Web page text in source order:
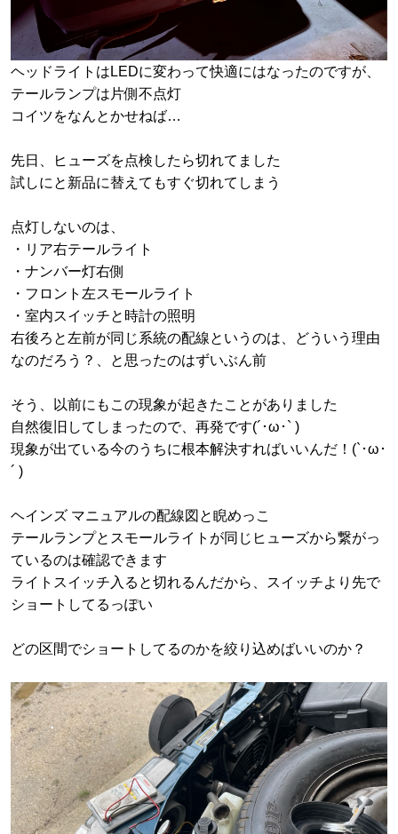
ヘッドライトはLEDに変わって快適にはなったのですが、
テールランプは片側不点灯
コイツをなんとかせねば…
先日、ヒューズを点検したら切れてました
試しにと新品に替えてもすぐ切れてしまう
点灯しないのは、
・リア右テールライト
・ナンバー灯右側
・フロント左スモールライト
・室内スイッチと時計の照明
右後ろと左前が同じ系統の配線というのは、どういう理由
なのだろう？、と思ったのはずいぶん前
そう、以前にもこの現象が起きたことがありました
自然復旧してしまったので、再発です(´･ω･` )
現象が出ている今のうちに根本解決すればいいんだ！(`･ω･
´ )
ヘインズ マニュアルの配線図と睨めっこ
テールランプとスモールライトが同じヒューズから繋がっ
ているのは確認できます
ライトスイッチ入ると切れるんだから、スイッチより先で
ショートしてるっぽい
どの区間でショートしてるのかを絞り込めばいいのか？